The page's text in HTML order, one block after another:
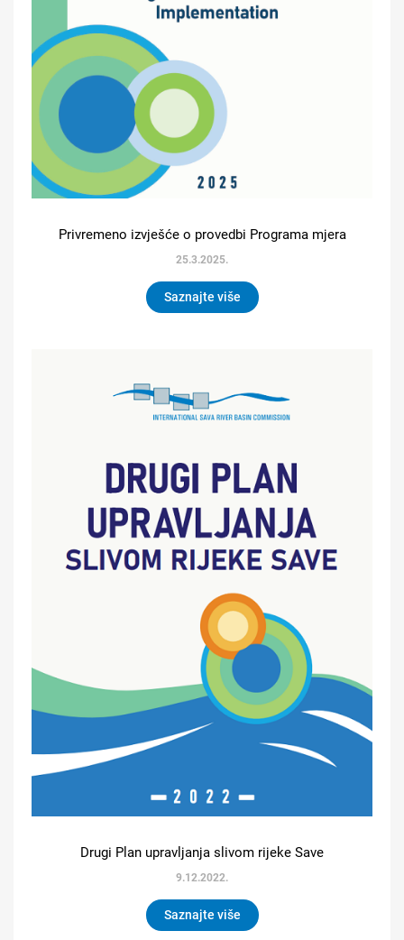
Privremeno izvješće o provedbi Programa mjera
25.3.2025.
Saznajte više
Drugi Plan upravljanja slivom rijeke Save
9.12.2022.
Saznajte više